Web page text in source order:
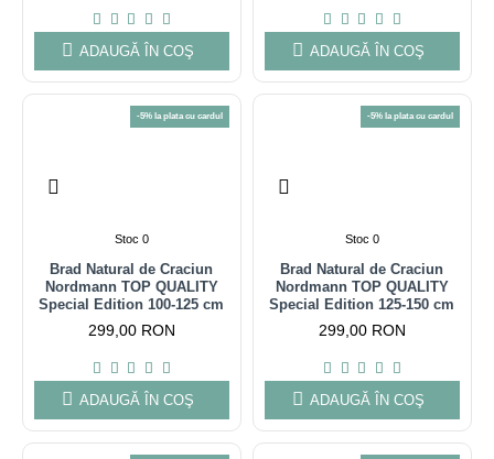
ADAUGĂ ÎN COŞ ADAUGĂ ÎN COŞ
-5% la plata cu cardul
Stoc 0
Brad Natural de Craciun
Nordmann TOP QUALITY
Special Edition 100-125 cm
299,00 RON
ADAUGĂ ÎN COŞ
-5% la plata cu cardul
Stoc 0
Brad Natural de Craciun
Nordmann TOP QUALITY
Special Edition 125-150 cm
299,00 RON
ADAUGĂ ÎN COŞ